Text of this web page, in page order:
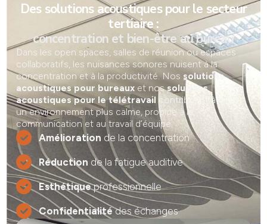
Des solutions acoustiques pour le secteur
tertiaire :
concentration et bien-être au bureau
Dans les open spaces, salles de réunion ou espaces
collaboratifs, les nuisances sonores nuisent à la
concentration et à la productivité. Nos solutions
acoustiques pour bureaux et nossolutions
acoustiques pour le télétravail contribuent à créer
un environnement plus calme, propice à la
communication et au travail d’équipe.
Amélioration de la concentration
Réduction de la fatigue auditive
Esthétiqueprofessionnelle
Confidentialitédes échanges